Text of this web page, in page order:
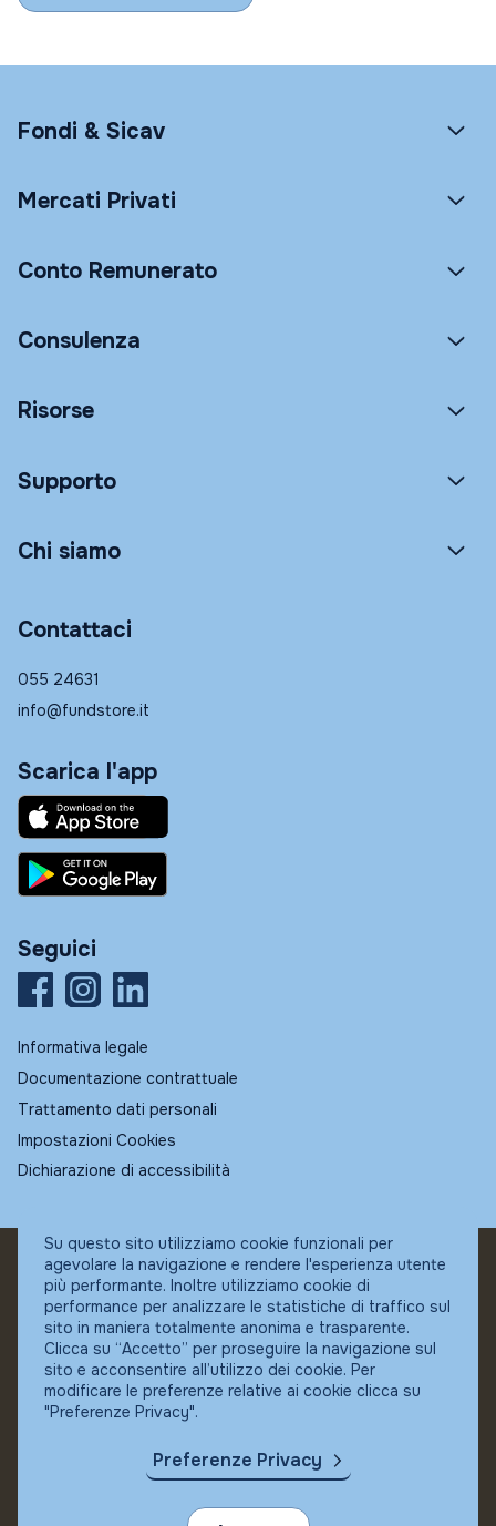
Fondi & Sicav
Mercati Privati
Conto Remunerato
Consulenza
Risorse
Supporto
Chi siamo
Contattaci
055 24631
info@fundstore.it
Scarica l'app
Seguici
Informativa legale
Documentazione contrattuale
Trattamento dati personali
Impostazioni Cookies
Dichiarazione di accessibilità
© Fundstore
Collocatore autorizzato:
Banca Ifigest SpA
P.Iva: 04337180485
Su questo sito utilizziamo cookie funzionali per
agevolare la navigazione e rendere l'esperienza utente
più performante. Inoltre utilizziamo cookie di
performance per analizzare le statistiche di traffico sul
sito in maniera totalmente anonima e trasparente.
Clicca su “Accetto” per proseguire la navigazione sul
sito e acconsentire all’utilizzo dei cookie. Per
modificare le preferenze relative ai cookie clicca su
"Preferenze Privacy".
Preferenze Privacy